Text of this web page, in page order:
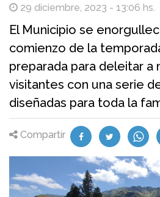
29 diciembre, 2023 - 13:06 hs.
El Municipio se
comienzo de la
preparada para deleitar a
visitantes con una serie
diseñadas para toda la
Compartir